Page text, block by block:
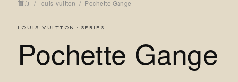
首頁 / louis-vuitton / Pochette Gange
LOUIS-VUITTON · SERIES
Pochette Gange